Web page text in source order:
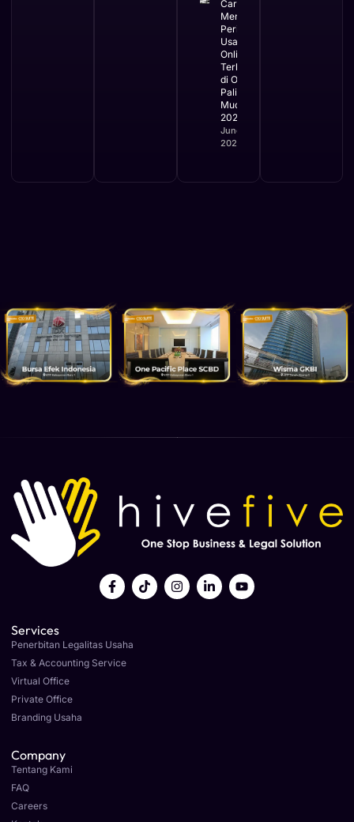
Cara
Mengurus
Perizinan
Usaha
Online
Terbaru
di OSS
Paling
Mudah
2026
June 2,
2026
Services
Penerbitan Legalitas Usaha
Tax & Accounting Service
Virtual Office
Private Office
Branding Usaha
Company
Tentang Kami
FAQ
Careers